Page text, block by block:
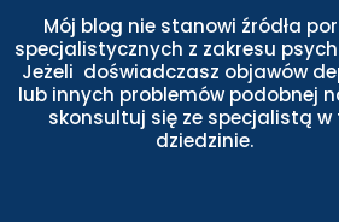
Mój blog nie stanowi źródła
specjalistycznych z zakresu
Jeżeli doświadczasz objawów
lub innych problemów podobnej
skonsultuj się ze specjalistą w
dziedzinie.